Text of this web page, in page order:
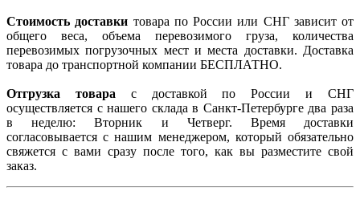
Стоимость доставки товара по России или СНГ зависит от
общего веса, объема перевозимого груза, количества
перевозимых погрузочных мест и места доставки. Доставка
товара до транспортной компании БЕСПЛАТНО.
Отгрузка товара с доставкой по России и СНГ
осуществляется с нашего склада в Санкт-Петербурге два раза
в неделю: Вторник и Четверг. Время доставки
согласовывается с нашим менеджером, который обязательно
свяжется с вами сразу после того, как вы разместите свой
заказ.